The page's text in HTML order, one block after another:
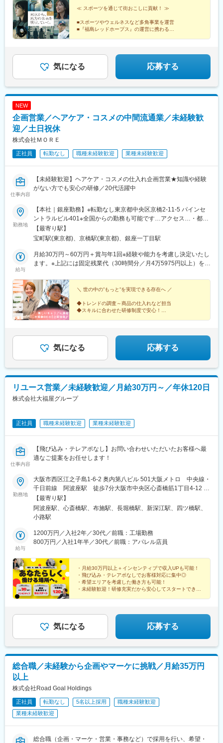
給32万円となります/45時間分の固定残業代7万8300円～を含む/
超過分は別途支給）。※経験や能力を考慮の上、金額を決定しま
す。
≪ スポーツを通じて街おこしに貢献！ ≫
■スポーツやウェルネスなど多角事業を運営
■『福島レッドホープス』の運営に携わる
気になる 応募する
NEW
企画営業／ヘアケア・コスメの中間流通業／未経験歓
迎／土日祝休
株式会社ＭＯＲＥ
正社員 転勤なし 職種未経験歓迎 業種未経験歓迎
仕事内容
【未経験歓迎】ヘアケア・コスメの仕入れ企画営業★知識や経験
がない方でも安心の研修／20代活躍中
勤務地
【本社｜銀座勤務】※転勤なし東京都中央区京橋2-11-5 パインセ
ントラルビル401※全国からの勤務も可能です…アクセス…・都営
浅草線「宝町駅」より徒歩30秒・東京メトロ銀座線「京橋駅」よ
り徒歩3分・東京メトロ有楽町線「銀座一丁目駅」より徒歩8分・
【最寄り駅】
宝町駅(東京都)、京橋駅(東京都)、銀座一丁目駅
給与
月給30万円～60万円＋賞与年1回※経験や能力を考慮し決定いたし
ます。※上記には固定残業代（30時間分／月4万5975円以上）を含
映／明瞭な人事考課制度により、成果を正当に評価します。取引
の粗利が評価のポイントとなります。未経験入社でも早い方だと3
ヵ月から昇給可能◎★MOREに転職した多くの先輩が年収UP！…
年収事例…年収650万円／29歳／入社1年半年収780万円／30歳／
入社3年
＼ 世の中の”もっと”を実現できる存在へ ／
◆トレンドの調査～商品の仕入れなど担当
◆スキルに合わせた研修制度で安心！
気になる 応募する
リユース営業／未経験歓迎／月給30万円～／年休120日
株式会社大福屋グループ
正社員 職種未経験歓迎 業種未経験歓迎
仕事内容
【飛び込み・テレアポなし】お問い合わせいただいたお客様へ最
適なご提案をお任せします！
勤務地
大阪市西区江之子島1-6-2 奥内第八ビル 501大阪メトロ 中央線・
千日前線 阿波座駅 徒歩7分大阪市中央区心斎橋筋1丁目4-12 心
斎橋日光ビル1F2号大阪メトロ 御堂筋線・四ツ橋線・長堀鶴見
緑地線 心斎橋駅 徒歩3分大阪メトロ 堺筋線・長堀鶴見緑地線
長堀橋駅 徒歩7分大阪府東大阪市長堂1丁目11-1近鉄奈良線・近鉄
【最寄り駅】
阿波座駅、心斎橋駅、布施駅、長堀橋駅、新深江駅、四ツ橋駅、
小路駅
給与
1200万円／入社2年／30代／前職：工場勤務
800万円／入社1年半／30代／前職：アパレル店員
・月給30万円以上＋インセンティブで収入UPも可能！
・飛び込み・テレアポなしでお客様対応に集中◎
・希望エリアを考慮した働き方も可能！
・未経験歓迎！研修充実だから安心してスタートできま
気になる 応募する
総合職／未経験から企画やマーケに挑戦／月給35万円
以上
株式会社Road Goal Holdings
正社員 転勤なし 5名以上採用
職種未経験歓迎
業種未経験歓迎
総合職（企画・マーケ・営業・事務など）で採用を行い、希望・